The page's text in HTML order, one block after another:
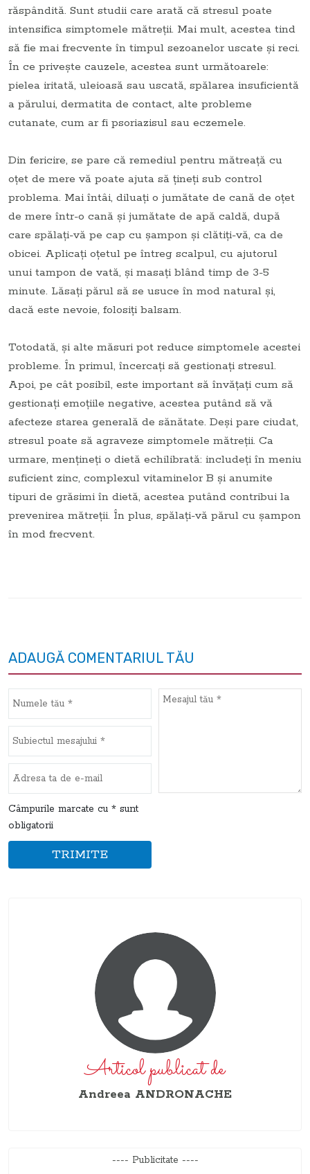
răspândită. Sunt studii care arată că stresul poate
intensifica simptomele mătreții. Mai mult, acestea tind
să fie mai frecvente în timpul sezoanelor uscate și reci.
În ce privește cauzele, acestea sunt următoarele:
pielea iritată, uleioasă sau uscată, spălarea insuficientă
a părului, dermatita de contact, alte probleme
cutanate, cum ar fi psoriazisul sau eczemele.
Din fericire, se pare că remediul pentru mătreață cu
oțet de mere vă poate ajuta să țineți sub control
problema. Mai întâi, diluați o jumătate de cană de oțet
de mere într-o cană și jumătate de apă caldă, după
care spălați-vă pe cap cu șampon și clătiți-vă, ca de
obicei. Aplicați oțetul pe întreg scalpul, cu ajutorul
unui tampon de vată, și masați blând timp de 3-5
minute. Lăsați părul să se usuce în mod natural și,
dacă este nevoie, folosiți balsam.
Totodată, și alte măsuri pot reduce simptomele acestei
probleme. În primul, încercați să gestionați stresul.
Apoi, pe cât posibil, este important să învățați cum să
gestionați emoțiile negative, acestea putând să vă
afecteze starea generală de sănătate. Deși pare ciudat,
stresul poate să agraveze simptomele mătreții. Ca
urmare, mențineți o dietă echilibrată: includeți în meniu
suficient zinc, complexul vitaminelor B și anumite
tipuri de grăsimi în dietă, acestea putând contribui la
prevenirea mătreții. În plus, spălați-vă părul cu șampon
în mod frecvent.
ADAUGĂ COMENTARIUL TĂU
Câmpurile marcate cu * sunt
obligatorii
TRIMITE
Articol publicat de
Andreea ANDRONACHE
---- Publicitate ----